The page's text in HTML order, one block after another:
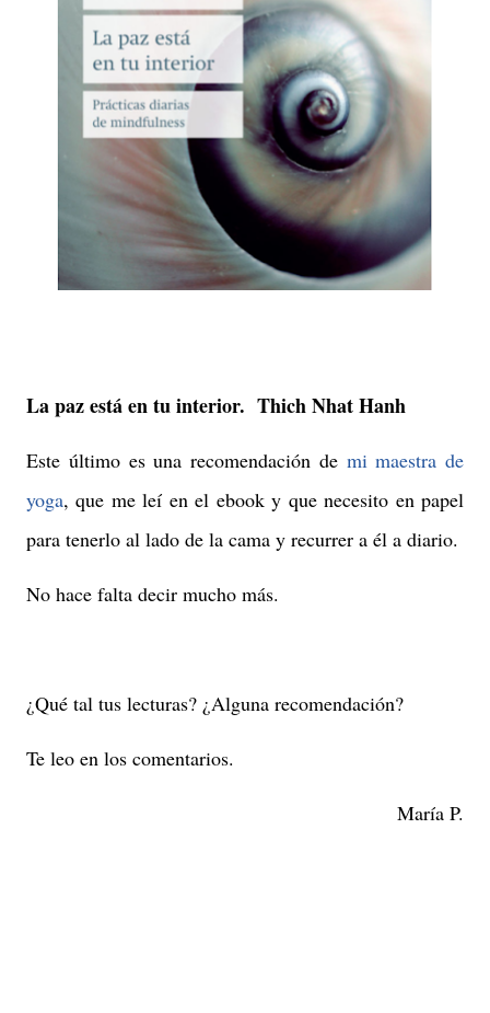
La paz está en tu interior. Thich Nhat Hanh
Este último es una recomendación de mi maestra de
yoga, que me leí en el ebook y que necesito en papel
para tenerlo al lado de la cama y recurrer a él a diario.
No hace falta decir mucho más.
¿Qué tal tus lecturas? ¿Alguna recomendación?
Te leo en los comentarios.
María P.